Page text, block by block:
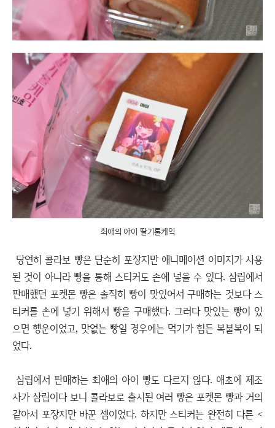
최애의 아이 딸기롤케익
당연히 콜라보 빵은 단순히 포장지만 애니메이션 이미지가 사용
된 것이 아니라 빵을 통해 스티커도 손에 넣을 수 있다. 삼립에서
판매했던 포켓몬 빵은 솔직히 빵이 맛있어서 구매하는 것보다 스
티커를 손에 넣기 위해서 빵을 구매했다. 그러다 맛있는 빵이 있
으면 행운이었고, 맛없는 빵일 경우에는 먹기가 힘든 복불복이 되
었다.
삼립에서 판매하는 최애의 아이 빵도 다르지 않다. 애초에 제조
사가 삼립이다 보니 콜라보로 출시된 여러 빵은 포켓몬 빵과 거의
같아서 포장지만 바꾼 셈이었다. 하지만 스티커는 완전히 다른 <